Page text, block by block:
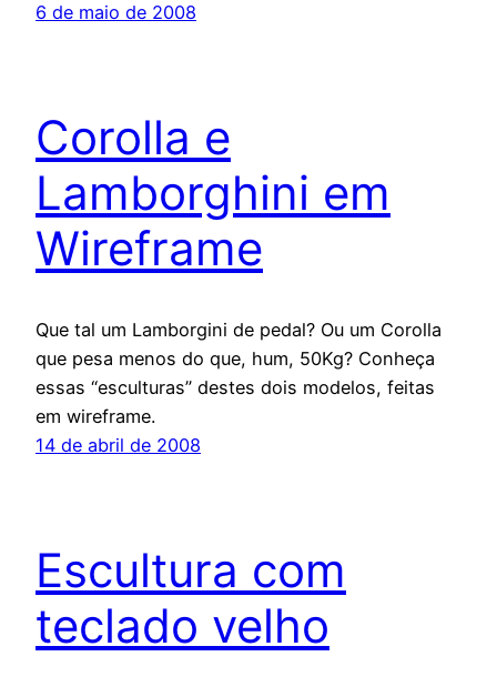
6 de maio de 2008
Corolla e
Lamborghini em
Wireframe
Que tal um Lamborgini de pedal? Ou um Corolla
que pesa menos do que, hum, 50Kg? Conheça
essas “esculturas” destes dois modelos, feitas
em wireframe.
14 de abril de 2008
Escultura com
teclado velho